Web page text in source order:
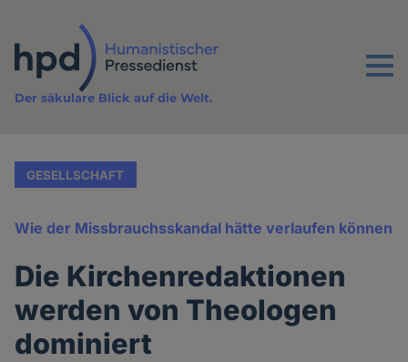
Inhalt
Menu
Der säkulare Blick auf die Welt.
GESELLSCHAFT
Wie der Missbrauchsskandal hätte verlaufen können
Die Kirchenredaktionen
werden von Theologen
dominiert